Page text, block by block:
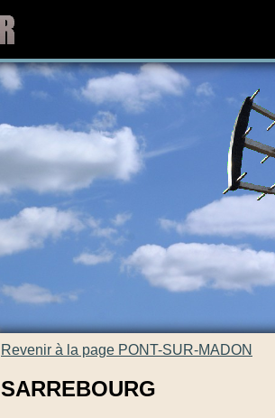
Revenir à la page PONT-SUR-MADON
SARREBOURG